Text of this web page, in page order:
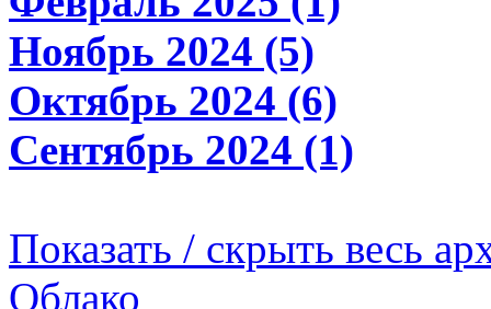
Ноябрь 2024 (5)
Октябрь 2024 (6)
Сентябрь 2024 (1)
Показать / скрыть весь
Облако